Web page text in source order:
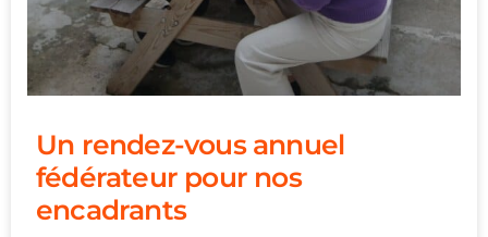
Un rendez-vous annuel
fédérateur pour nos
encadrants